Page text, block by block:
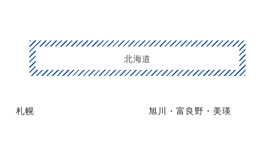
北海道
札幌 旭川・富良野・美瑛